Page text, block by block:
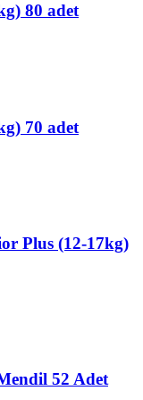
80 adet
70 adet
Plus (12-17kg)
52 Adet